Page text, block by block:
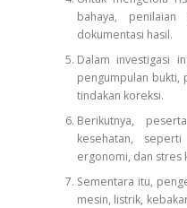
bahaya,
dokumentasi hasil.
Dalam investigasi
pengumpulan bukti,
tindakan koreksi.
Berikutnya,
kesehatan,
ergonomi, dan stres
Sementara itu,
mesin, listrik,